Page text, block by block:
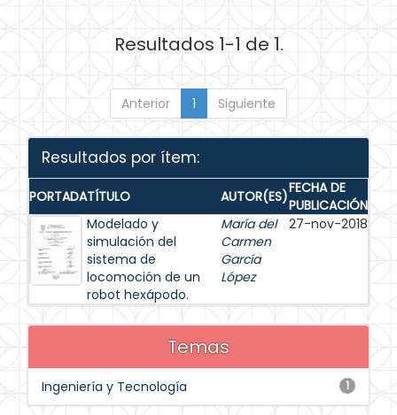
Resultados 1-1 de 1.
Anterior 1 Siguiente
Resultados por ítem:
PORTADATÍTULO AUTOR(ES)FECHA DE
PUBLICACIÓN
Modelado y
simulación del
sistema de
locomoción de un
robot hexápodo.
María del
Carmen
García
López
27-nov-2018
Temas
1
Ingeniería y Tecnología